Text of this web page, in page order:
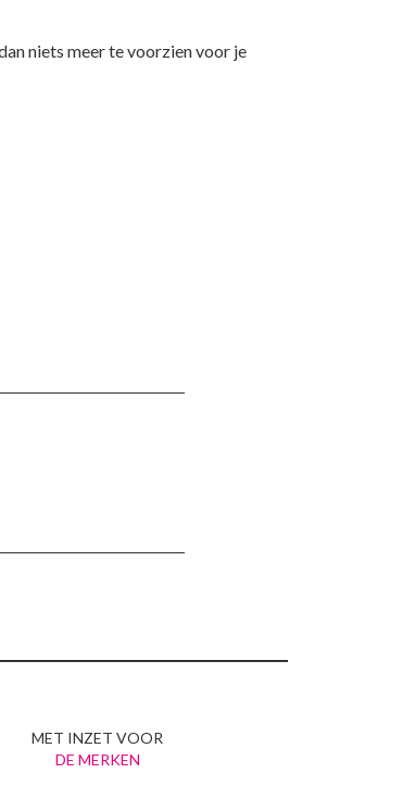
niets meer te voorzien voor je
MET INZET VOOR
DE MERKEN